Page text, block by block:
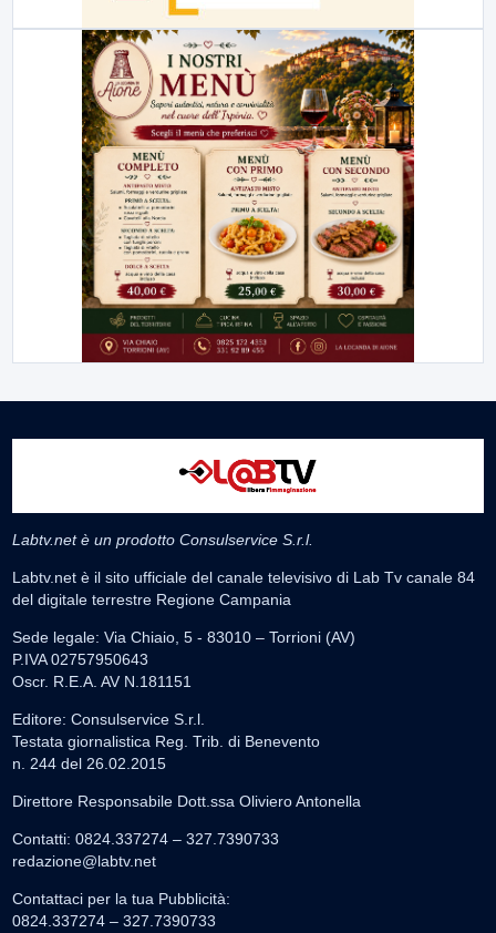
Labtv.net è un prodotto Consulservice S.r.l.
Labtv.net è il sito ufficiale del canale televisivo di Lab Tv canale 84
del digitale terrestre Regione Campania
Sede legale: Via Chiaio, 5 - 83010 – Torrioni (AV)
P.IVA 02757950643
Oscr. R.E.A. AV N.181151
Editore: Consulservice S.r.l.
Testata giornalistica Reg. Trib. di Benevento
n. 244 del 26.02.2015
Direttore Responsabile Dott.ssa Oliviero Antonella
Contatti: 0824.337274 – 327.7390733
redazione@labtv.net
Contattaci per la tua Pubblicità:
0824.337274 – 327.7390733